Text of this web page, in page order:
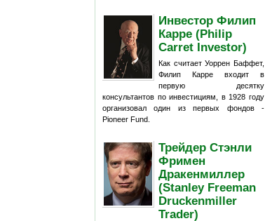
Инвестор Филип
Карре (Philip
Carret Investor)
Как считает Уоррен Баффет,
Филип Карре входит в
первую десятку
консультантов по инвестициям, в 1928 году
организовал один из первых фондов -
Pioneer Fund.
Трейдер Стэнли
Фримен
Дракенмиллер
(Stanley Freeman
Druckenmiller
Trader)